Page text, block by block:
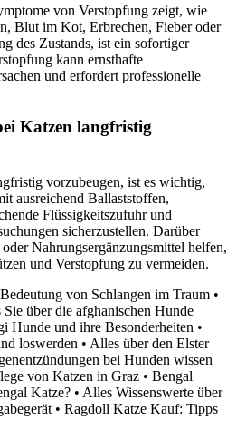
von Verstopfung zeigt, wie
Blut im Kot, Erbrechen, Fieber oder
des Zustands, ist ein sofortiger
kann ernsthafte
und erfordert professionelle
Katzen langfristig
vorzubeugen, ist es wichtig,
ausreichend Ballaststoffen,
Flüssigkeitszufuhr und
sicherzustellen. Darüber
Nahrungsergänzungsmittel helfen,
und Verstopfung zu vermeiden.
von Schlangen im Traum •
über die afghanischen Hunde
Hunde und ihre Besonderheiten •
loswerden • Alles über den Elster
bei Hunden wissen
von Katzen in Graz • Bengal
Katze? • Alles Wissenswerte über
• Ragdoll Katze Kauf: Tipps